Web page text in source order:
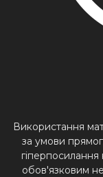
Використання
за умови
обов'язковим